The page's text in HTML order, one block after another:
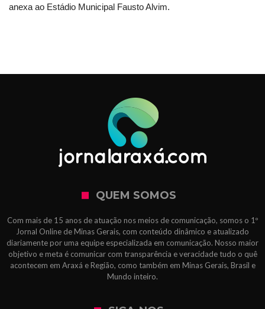
anexa ao Estádio Municipal Fausto Alvim.
QUEM SOMOS
Com mais de 15 anos de atuação nos meios de comunicação, somos o 1º
Jornal Online de Minas Gerais, com conteúdo dinâmico e atualizado
diariamente por uma equipe especializada em comunicação. Nosso maior
objetivo e meta é comunicar com transparência e veracidade tudo o quê
acontecem em Araxá e Região, como também em Minas Gerais, Brasil e
Mundo inteiro.